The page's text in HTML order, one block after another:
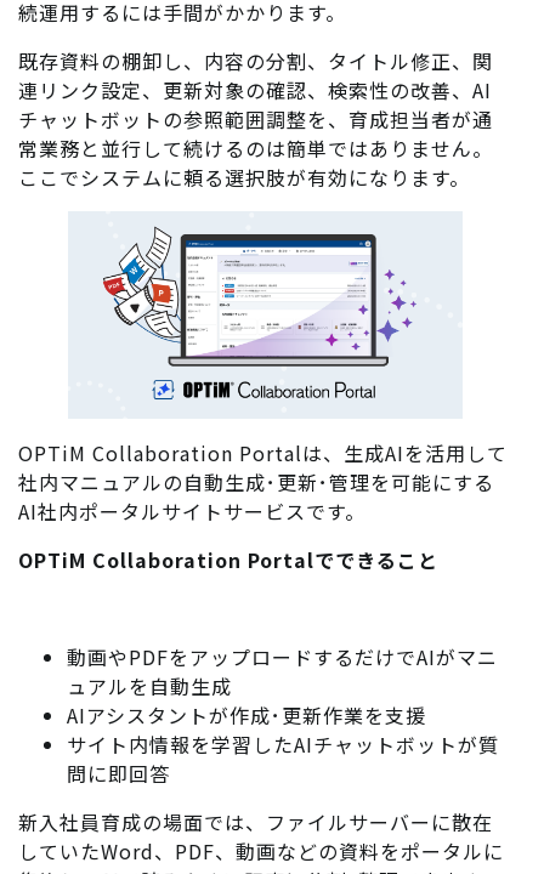
続運用するには手間がかかります。
既存資料の棚卸し、内容の分割、タイトル修正、関
連リンク設定、更新対象の確認、検索性の改善、AI
チャットボットの参照範囲調整を、育成担当者が通
常業務と並行して続けるのは簡単ではありません。
ここでシステムに頼る選択肢が有効になります。
OPTiM Collaboration Portalは、生成AIを活用して
社内マニュアルの自動生成･更新･管理を可能にする
AI社内ポータルサイトサービスです。
OPTiM Collaboration Portalでできること
動画やPDFをアップロードするだけでAIがマニ
ュアルを自動生成
AIアシスタントが作成･更新作業を支援
サイト内情報を学習したAIチャットボットが質
問に即回答
新入社員育成の場面では、ファイルサーバーに散在
していたWord、PDF、動画などの資料をポータルに